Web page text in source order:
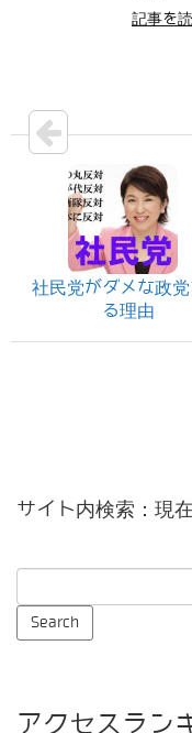
記事を
社民党がダメな政
る理由
サイト内検索：
アクセスラ